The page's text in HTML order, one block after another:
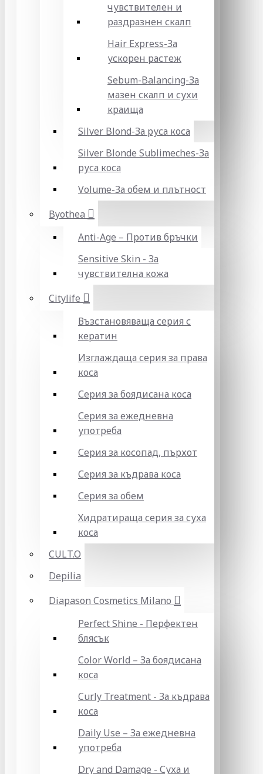
чувствителен и
раздразнен скалп
Hair Express-За
ускорен растеж
Sebum-Balancing-За
мазен скалп и сухи
краища
Silver Blond-За руса коса
Silver Blonde Sublіmeches-За
руса коса
Volume-За обем и плътност
Byothea
Anti-Age – Против бръчки
Sensitive Skin - За
чувствителна кожа
Citylife
Възстановяваща серия с
кератин
Изглаждаща серия за права
коса
Серия за боядисана коса
Серия за ежедневна
употреба
Серия за косопад, пърхот
Серия за къдрава коса
Серия за обем
Хидратираща серия за суха
коса
CULT.O
Depilia
Diapason Cosmetics Milano
Perfect Shine - Перфектен
блясък
Color World – За боядисана
коса
Curly Treatment - За къдрава
коса
Daily Use – За ежедневна
употреба
Dry and Damage - Суха и